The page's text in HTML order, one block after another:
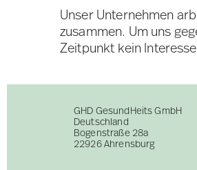
Unser Unternehmen
zusammen. Um uns
Zeitpunkt kein
GHD GesundHeits GmbH
Deutschland
Bogenstraße 28a
22926 Ahrensburg